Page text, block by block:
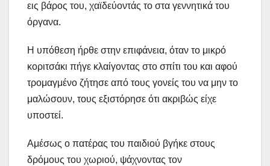
εις βάρος του, χαϊδεύοντάς το στα γεννητικά του
όργανα.
Η υπόθεση ήρθε στην επιφάνεια, όταν το μικρό
κοριτσάκι πήγε κλαίγοντας στο σπίτι του και αφού
τρομαγμένο ζήτησε από τους γονείς του να μην το
μαλώσουν, τους εξιστόρησε ότι ακριβώς είχε
υποστεί.
Αμέσως ο πατέρας του παιδιού βγήκε στους
δρόμους του χωριού, ψάχνοντας τον